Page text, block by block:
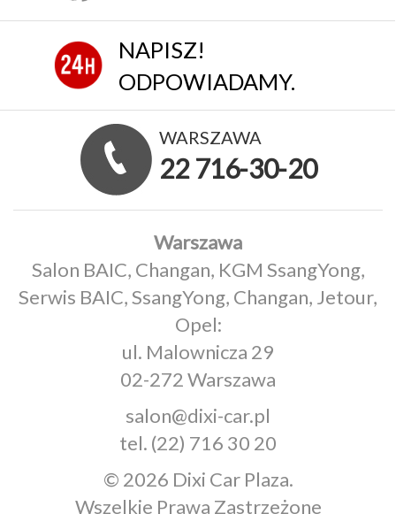
NAPISZ!
ODPOWIADAMY.
WARSZAWA
22 716-30-20
Warszawa
Salon BAIC, Changan, KGM SsangYong,
Serwis BAIC, SsangYong, Changan, Jetour,
Opel:
ul. Malownicza 29
02-272 Warszawa
salon@dixi-car.pl
tel. (22) 716 30 20
© 2026 Dixi Car Plaza.
Wszelkie Prawa Zastrzeżone